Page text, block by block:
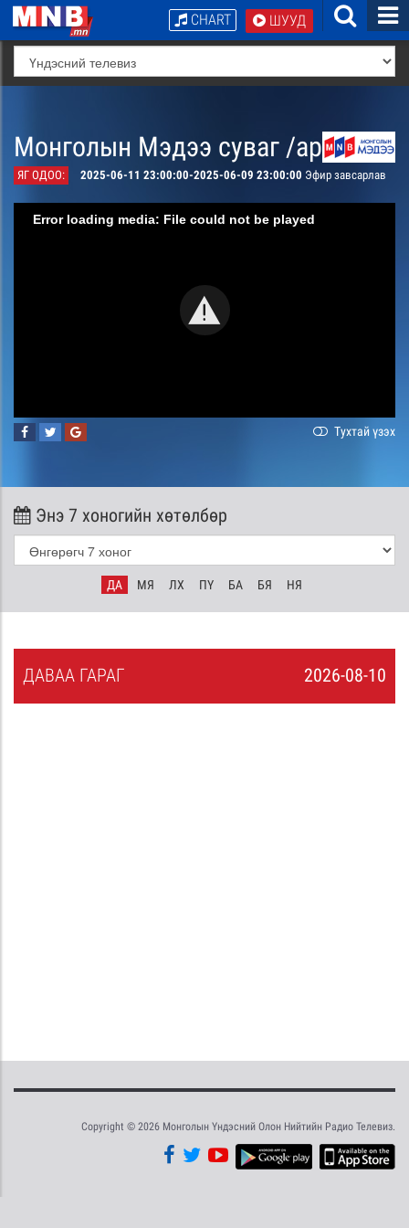
ШУУД
CHART
Монголын Мэдээ суваг /архив/
ЯГ ОДОО: 2025-06-11 23:00:00-2025-06-09 23:00:00 Эфир завсарлав
Error loading media: File could not be played
Тухтай үзэх
Энэ 7 хоногийн хөтөлбөр
ДА МЯ ЛХ ПҮ БА БЯ НЯ
2026-08-10
ДАВАА ГАРАГ
Copyright © 2026 Монголын Үндэсний Олон Нийтийн Радио Телевиз.